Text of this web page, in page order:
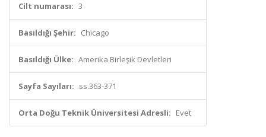
Cilt numarası: 3
Basıldığı Şehir: Chicago
Basıldığı Ülke: Amerika Birleşik Devletleri
Sayfa Sayıları: ss.363-371
Orta Doğu Teknik Üniversitesi Adresli: Evet